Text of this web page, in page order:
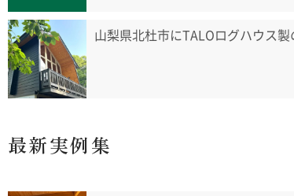
山梨県北杜市にTALOログハウス製
最新実例集